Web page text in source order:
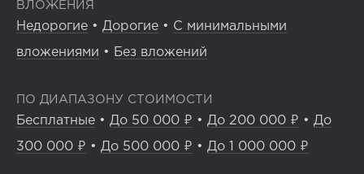
ВЛОЖЕНИЯ
Недорогие • Дорогие • С минимальными
вложениями • Без вложений
ПО ДИАПАЗОНУ СТОИМОСТИ
Бесплатные • До 50 000 ₽ • До 200 000 ₽ • До
300 000 ₽ • До 500 000 ₽ • До 1 000 000 ₽